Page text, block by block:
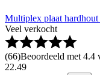
Multiplex plaat
Veel verkocht
(66)Beoordeeld met 4.4
22.49